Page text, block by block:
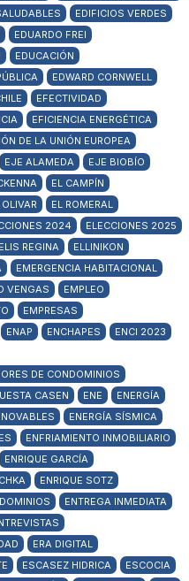
EDIFICIOS VERDES
EDUARDO FREI
EDUCACIÓN
EDWARD CORNWELL
EFECTIVIDAD
EFICIENCIA ENERGÉTICA
DE LA UNIÓN EUROPEA
EJE ALAMEDA
EJE BIOBÍO
EL CAMPÍN
OLIVAR
EL ROMERAL
2024
ELECCIONES 2025
ELIS REGINA
ELLINIKON
EMERGENCIA HABITACIONAL
VENGAS
EMPLEO
EMPRESAS
ENAP ENCHAPES
ENCI 2023
DE CONDOMINIOS
CASEN ENE
ENERGÍA
ENERGÍA SÍSMICA
ENFRIAMIENTO INMOBILIARIO
ENRIQUE GARCÍA
ENRIQUE SOTZ
ENTREGA INMEDIATA
ERA DIGITAL
ESCASEZ HIDRICA
ESCOCIA